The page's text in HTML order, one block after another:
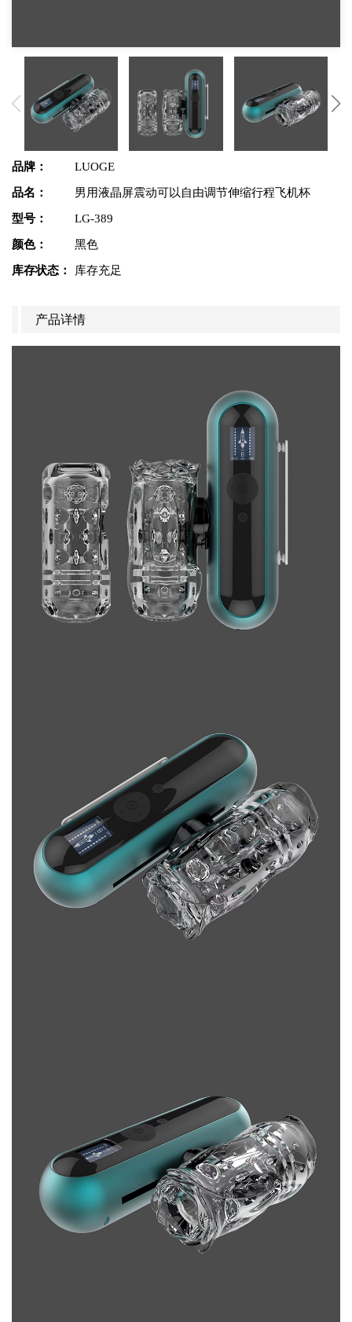
品牌： LUOGE
品名： 男用液晶屏震动可以自由调节伸缩行程飞机杯
型号： LG-389
颜色： 黑色
库存状态： 库存充足
产品详情